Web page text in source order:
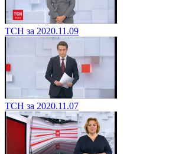
ТСН за 2020.11.09
ТСН за 2020.11.07